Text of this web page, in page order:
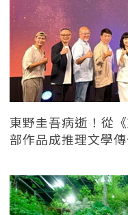
東野圭吾病逝！從
部作品成推理文學